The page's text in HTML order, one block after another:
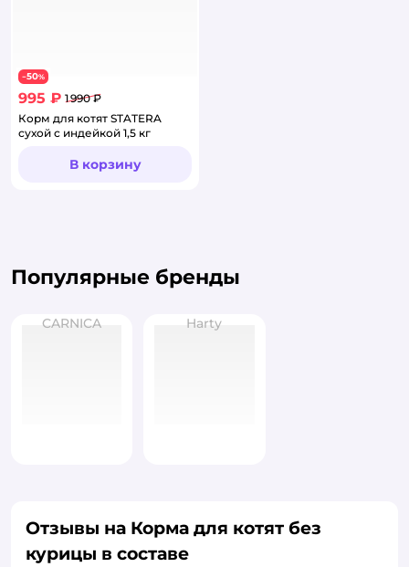
−50%
995 ₽ 1 990 ₽
Корм для котят STATERA
сухой с индейкой 1,5 кг
В корзину
Популярные бренды
CARNICA Harty
Отзывы на Корма для котят без
курицы в составе